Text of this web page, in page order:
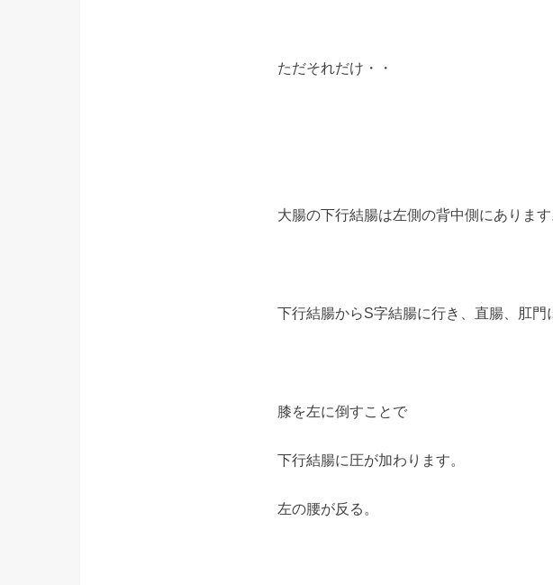
ただそれだけ・・
大腸の下行結腸は左側の背中側にあります
下行結腸からS字結腸に行き、直腸、肛門
膝を左に倒すことで
下行結腸に圧が加わります。
左の腰が反る。